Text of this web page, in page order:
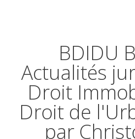
BDIDU
Actualités
Droit
Droit de
par